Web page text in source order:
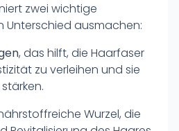
zwei wichtige
Unterschied ausmachen:
, das hilft, die Haarfaser
zu verleihen und sie
Wurzel, die